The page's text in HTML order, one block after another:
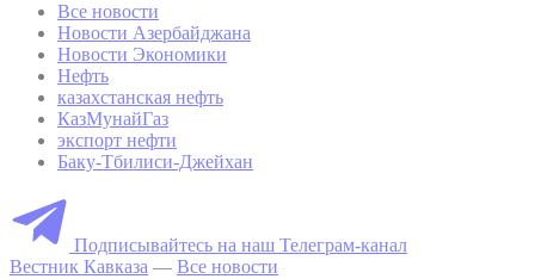
Все новости
Новости Азербайджана
Новости Экономики
Нефть
казахстанская нефть
КазМунайГаз
экспорт нефти
Баку-Тбилиси-Джейхан
Подписывайтесь на наш Телеграм-канал
Вестник Кавказа — Все новости